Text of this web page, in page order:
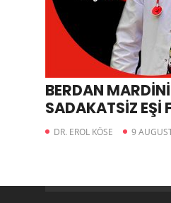
BERDAN
SADAKATSİZ EŞİ
DR. EROL KÖSE 9